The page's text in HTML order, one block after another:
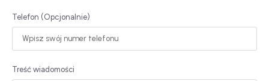
Telefon (Opcjonalnie)
Treść wiadomości